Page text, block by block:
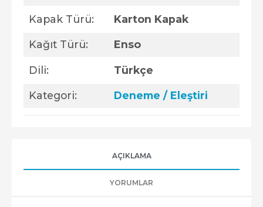
Kapak Türü: Karton Kapak
Kağıt Türü: Enso
Dili: Türkçe
Kategori: Deneme / Eleştiri
AÇIKLAMA
YORUMLAR